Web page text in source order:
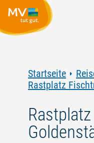
Startseite
Rastplatz